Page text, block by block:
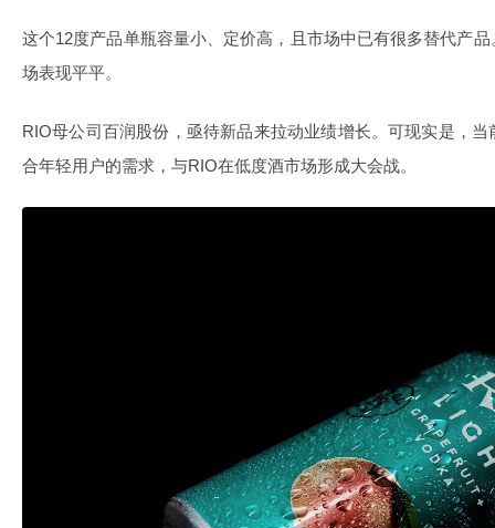
这个12度产品单瓶容量小、定价高，且市场中已有很多替代产
场表现平平。
RIO母公司百润股份，亟待新品来拉动业绩增长。可现实是，
合年轻用户的需求，与RIO在低度酒市场形成大会战。